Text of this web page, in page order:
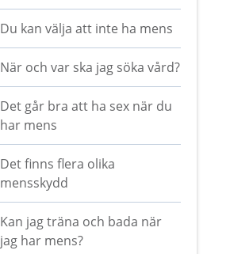
Du kan välja att inte ha mens
När och var ska jag söka vård?
Det går bra att ha sex när du
har mens
Det finns flera olika
mensskydd
Kan jag träna och bada när
jag har mens?